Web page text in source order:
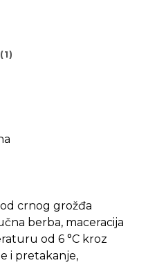
crnog grožđa
berba, maceracija
od 6 °C kroz
i pretakanje,